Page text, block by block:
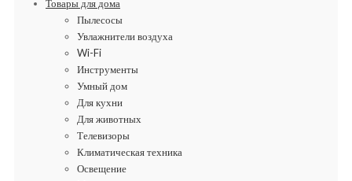
Товары для дома
Пылесосы
Увлажнители воздуха
Wi-Fi
Инструменты
Умный дом
Для кухни
Для животных
Телевизоры
Климатическая техника
Освещение